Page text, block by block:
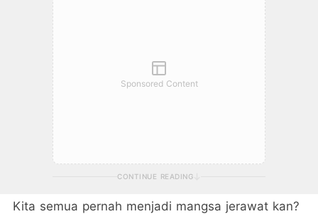
Sponsored Content
CONTINUE READING
Kita semua pernah menjadi mangsa jerawat kan?